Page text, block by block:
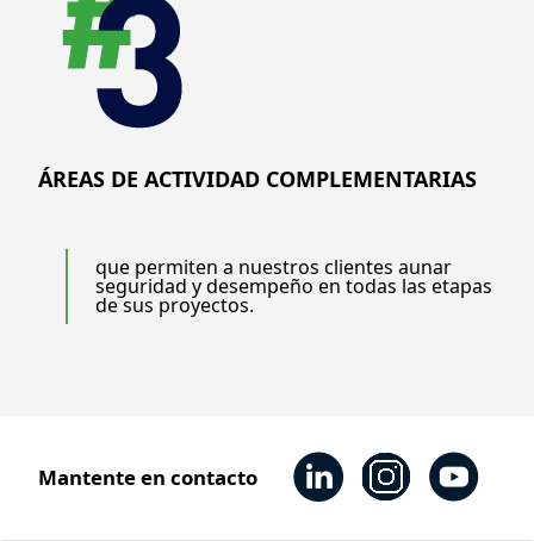
ÁREAS DE ACTIVIDAD COMPLEMENTARIAS
que permiten a nuestros clientes aunar
seguridad y desempeño en todas las etapas
de sus proyectos.
Mantente en contacto